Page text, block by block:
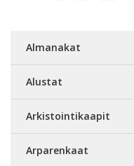
Almanakat
Alustat
Arkistointikaapit
Arparenkaat